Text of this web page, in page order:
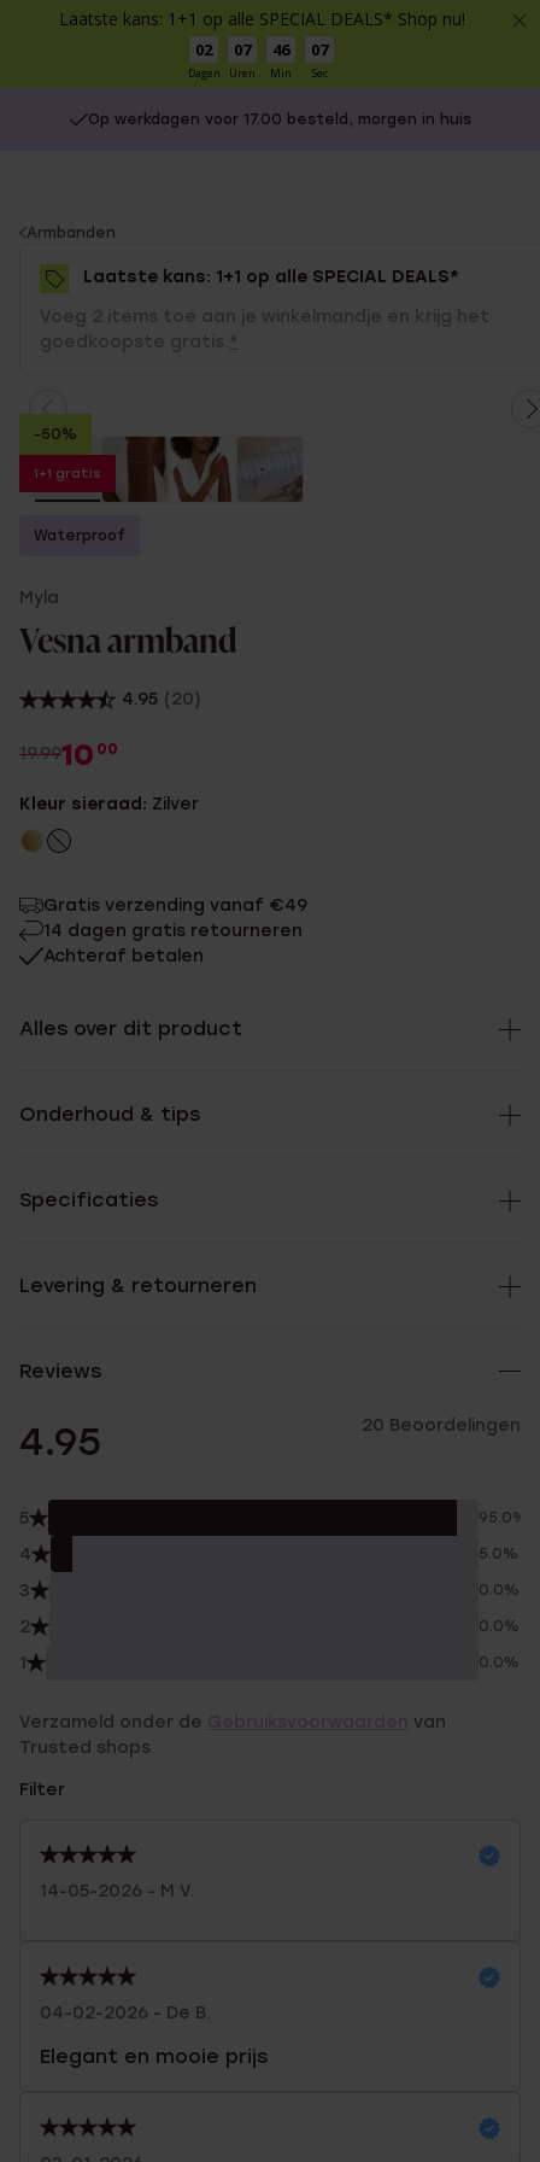
Laatste kans: 1+1 op alle SPECIAL DEALS* Shop nu!
02
Dagen
07
Uren
46
Min
07
Sec
Op werkdagen voor 17.00 besteld, morgen in huis
You
are
here:
Armbanden
Laatste kans: 1+1 op alle SPECIAL DEALS*
Voeg 2 items toe aan je winkelmandje en krijg het
goedkoopste gratis. *
-50%
1+1 gratis
Waterproof
Myla
Vesna armband
4.95 (20)
19.9910 00
Kleur sieraad: Zilver
Gratis verzending vanaf €49
14 dagen gratis retourneren
Achteraf betalen
Alles over dit product
Onderhoud & tips
Specificaties
Levering & retourneren
Reviews
4.95 20 Beoordelingen
5 95.0%
4 5.0%
3 0.0%
2 0.0%
1 0.0%
Verzameld onder de
van
Trusted shops
Filter
14-05-2026 - M V.
04-02-2026 - De B.
Elegant en mooie prijs